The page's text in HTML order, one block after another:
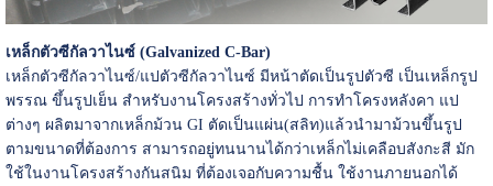
เหล็กตัวซีกัลวาไนซ์ (Galvanized C-Bar)
เหล็กตัวซีกัลวาไนซ์/แปตัวซีกัลวาไนซ์ มีหน้าตัดเป็นรูปตัวซี เป็นเหล็กรูป
พรรณ ขึ้นรูปเย็น สำหรับงานโครงสร้างทั่วไป การทำโครงหลังคา แป
ต่างๆ ผลิตมาจากเหล็กม้วน GI ตัดเป็นแผ่น(สลิท)แล้วนำมาม้วนขึ้นรูป
ตามขนาดที่ต้องการ สามารถอยู่ทนนานได้กว่าเหล็กไม่เคลือบสังกะสี มัก
ใช้ในงานโครงสร้างกันสนิม ที่ต้องเจอกับความชื้น ใช้งานภายนอกได้